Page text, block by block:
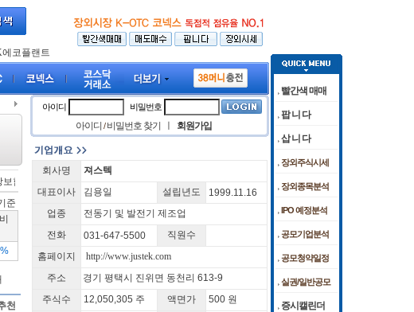
코바이오
에코플랜트
코바이오
에코플랜트
라인생명과
약 마감날 청약경쟁률 "센서 반도체 명가" 해치텍, 코스닥 IPO 도전장
합…美 증시 혼조 마감 영향
호르무즈 숨고르기, 다우만 미소…스페이스X 14% 급락[뉴욕
준
천
아이디 비밀번호
아이디 /비밀번호 찾기 회원가입
회사명
져스텍
대표이사
김용일 설립년도
1999.11.16
업종
전동기 및 발전기 제조업
전화
031-647-5500
직원수
홈페이지
http://www.justek.com
주소
경기 평택시 진위면 동천리 613-9
주식수
12,050,305 주 액면가
500 원
빨간색 매매
팝 니 다
삽 니 다
장외주식시세
장외종목분석
IPO 예정분석
공모기업분석
공모청약일정
실권/일반공모
증시캘린더